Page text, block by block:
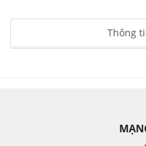
Thông